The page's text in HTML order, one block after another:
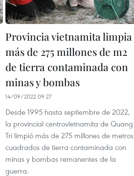
Provincia vietnamita limpia
más de 275 millones de m2
de tierra contaminada con
minas y bombas
14/09/2022 09:27
Desde 1995 hasta septiembre de 2022,
la provincial centrovietnamita de Quang
Tri limpió más de 275 millones de metros
cuadrados de tierra contaminada con
minas y bombas remanentes de la
guerra.